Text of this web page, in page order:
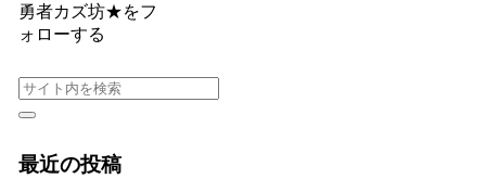
勇者カズ坊★をフ
ォローする
最近の投稿